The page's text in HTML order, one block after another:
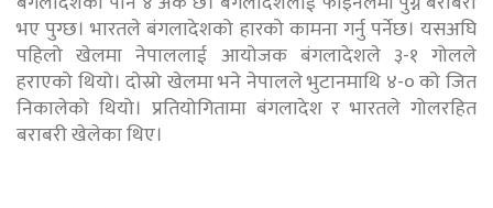
भए पुग्छ। भारतले बंगलादेशको हारको कामना गर्नु पर्नेछ। यसअघि
पहिलो खेलमा नेपाललाई आयोजक बंगलादेशले ३-१ गोलले
हराएको थियो। दोस्रो खेलमा भने नेपालले भुटानमाथि ४-० को जित
निकालेको थियो। प्रतियोगितामा बंगलादेश र भारतले गोलरहित
बराबरी खेलेका थिए।